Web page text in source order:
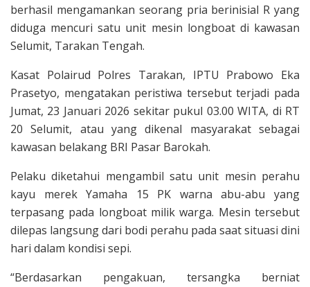
berhasil mengamankan seorang pria berinisial R yang
diduga mencuri satu unit mesin longboat di kawasan
Selumit, Tarakan Tengah.
Kasat Polairud Polres Tarakan, IPTU Prabowo Eka
Prasetyo, mengatakan peristiwa tersebut terjadi pada
Jumat, 23 Januari 2026 sekitar pukul 03.00 WITA, di RT
20 Selumit, atau yang dikenal masyarakat sebagai
kawasan belakang BRI Pasar Barokah.
Pelaku diketahui mengambil satu unit mesin perahu
kayu merek Yamaha 15 PK warna abu-abu yang
terpasang pada longboat milik warga. Mesin tersebut
dilepas langsung dari bodi perahu pada saat situasi dini
hari dalam kondisi sepi.
“Berdasarkan pengakuan, tersangka berniat